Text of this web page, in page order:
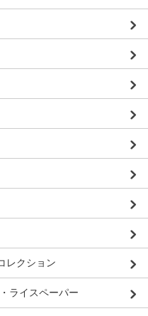
レクション
ライスペーパー